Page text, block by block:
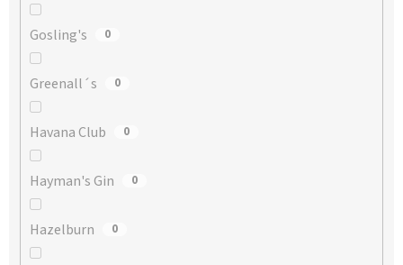
Gosling's 0
Greenall´s 0
Havana Club 0
Hayman's Gin 0
Hazelburn 0